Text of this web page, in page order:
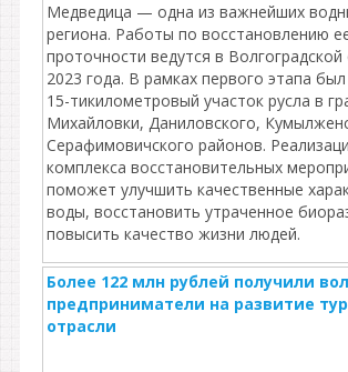
Медведица — одна из важнейших
региона. Работы по восстановлению
проточности ведутся в Волгоградской
2023 года. В рамках первого этапа
15-тикилометровый участок русла в
Михайловки, Даниловского,
Серафимовичского районов.
комплекса восстановительных
поможет улучшить качественные
воды, восстановить утраченное
повысить качество жизни людей.
Более 122 млн рублей получили
предприниматели на развитие
отрасли